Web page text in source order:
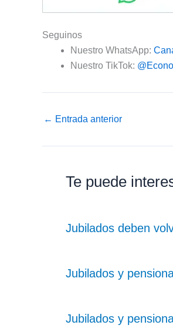
Seguinos
Nuestro WhatsApp:
Nuestro TikTok:
← Entrada anterior
Te puede
Jubilados deben
Jubilados y
Jubilados y